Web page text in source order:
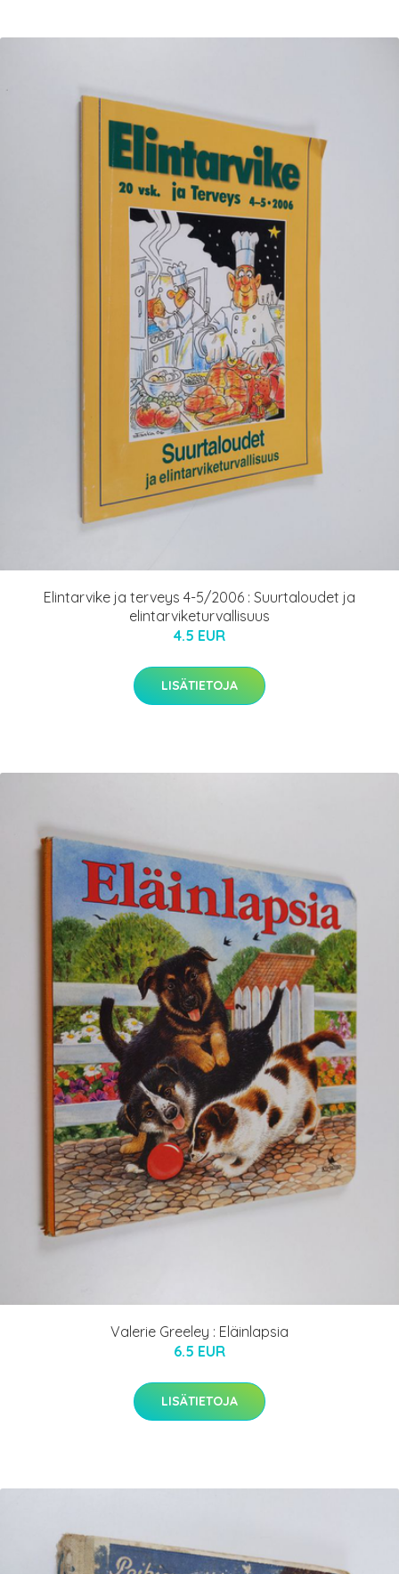
Elintarvike ja terveys 4-5/2006 : Suurtaloudet ja
elintarviketurvallisuus
4.5 EUR
LISÄTIETOJA
Valerie Greeley : Eläinlapsia
6.5 EUR
LISÄTIETOJA